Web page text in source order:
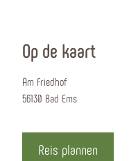
Op de kaart
Am Friedhof
56130 Bad Ems
Reis plannen